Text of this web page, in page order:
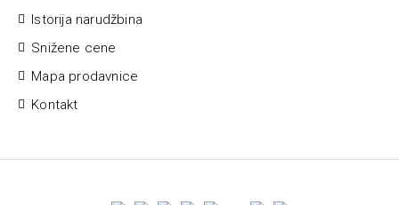
Istorija narudžbina
Snižene cene
Mapa prodavnice
Kontakt